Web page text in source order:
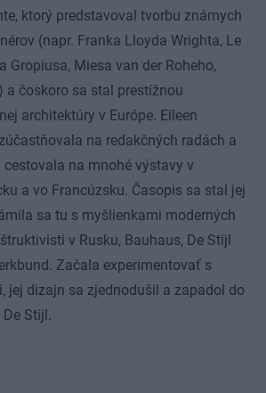
ktorý predstavoval tvorbu známych
(napr. Franka Lloyda Wrighta, Le
Gropiusa, Miesa van der Roheho,
čoskoro sa stal prestížnou
architektúry v Európe. Eileen
na redakčných radách a
na mnohé výstavy v
a vo Francúzsku. Časopis sa stal jej
sa tu s myšlienkami moderných
v Rusku, Bauhaus, De Stijl
Začala experimentovať s
jej dizajn sa zjednodušil a zapadol do
Stijl.